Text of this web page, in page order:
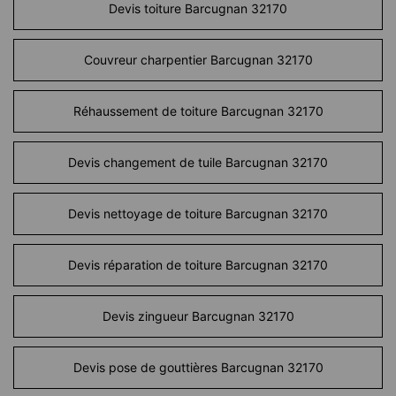
Devis toiture Barcugnan 32170
Couvreur charpentier Barcugnan 32170
Réhaussement de toiture Barcugnan 32170
Devis changement de tuile Barcugnan 32170
Devis nettoyage de toiture Barcugnan 32170
Devis réparation de toiture Barcugnan 32170
Devis zingueur Barcugnan 32170
Devis pose de gouttières Barcugnan 32170